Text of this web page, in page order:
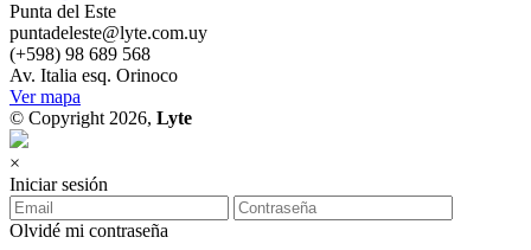
Punta del Este
puntadeleste@lyte.com.uy
(+598) 98 689 568
Av. Italia esq. Orinoco
Ver mapa
© Copyright 2026, Lyte
×
Iniciar sesión
Olvidé mi contraseña